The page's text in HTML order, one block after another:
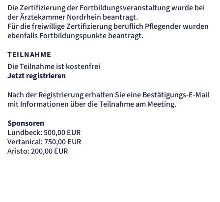
Die Zertifizierung der Fortbildungsveranstaltung wurde bei
der Ärztekammer Nordrhein beantragt.
Für die freiwillige Zertifizierung beruflich Pflegender wurden
ebenfalls Fortbildungspunkte beantragt.
TEILNAHME
Die Teilnahme ist kostenfrei
Jetzt registrieren
Nach der Registrierung erhalten Sie eine Bestätigungs-E-Mail
mit Informationen über die Teilnahme am Meeting.
Sponsoren
Lundbeck: 500,00 EUR
Vertanical: 750,00 EUR
Aristo: 200,00 EUR
480 Tage
etracker Analytics
Anbieter:
etracker GmbH
Zweck:
Cookie Laufzeit:
24 Std.